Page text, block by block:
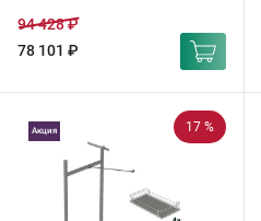
78 101 ₽
94 428 ₽
17 %
Акция